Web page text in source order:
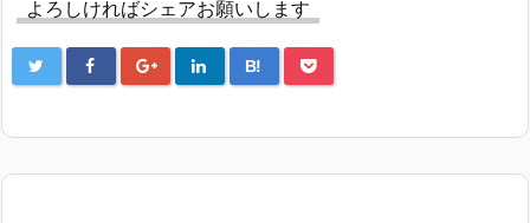
よろしければシェアお願いします
B!